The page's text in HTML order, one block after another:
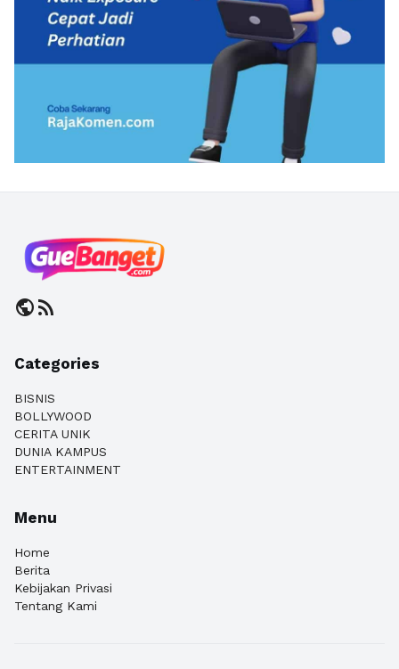
publicrss_feed
Categories
BISNIS
BOLLYWOOD
CERITA UNIK
DUNIA KAMPUS
ENTERTAINMENT
Menu
Home
Berita
Kebijakan Privasi
Tentang Kami